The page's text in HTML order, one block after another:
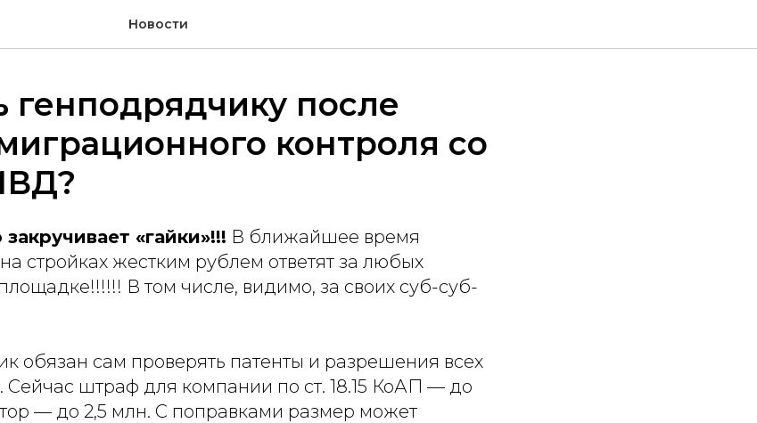
Новости
генподрядчику после
контроля со
«гайки»!!! В ближайшее время
жестким рублем ответят за любых
В том числе, видимо, за своих суб-суб-
обязан сам проверять патенты и разрешения всех
Сейчас штраф для компании по ст. 18.15 КоАП — до
— до 2,5 млн. С поправками размер может